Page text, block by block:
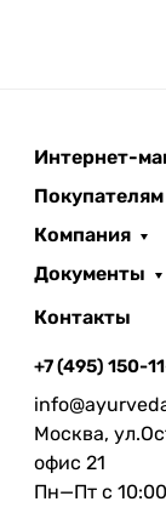
Интернет-
Покупателям
Компания
Документы
Контакты
+7 (495) 150-
Москва,
офис 21
Пн—Пт с